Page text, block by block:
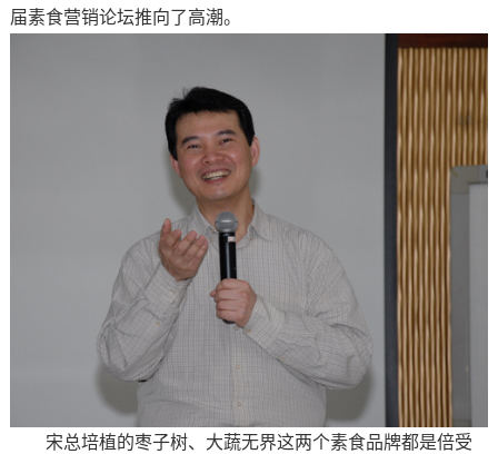
届素食营销论坛推向了高潮。
宋总培植的枣子树、大蔬无界这两个素食品牌都是倍受